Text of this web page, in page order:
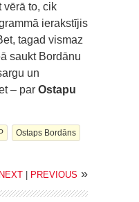
vērā to, cik
ierakstījis
tagad vismaz
saukt Bordānu
un
– par Ostapu
Ostaps Bordāns
NEXT PREVIOUS »